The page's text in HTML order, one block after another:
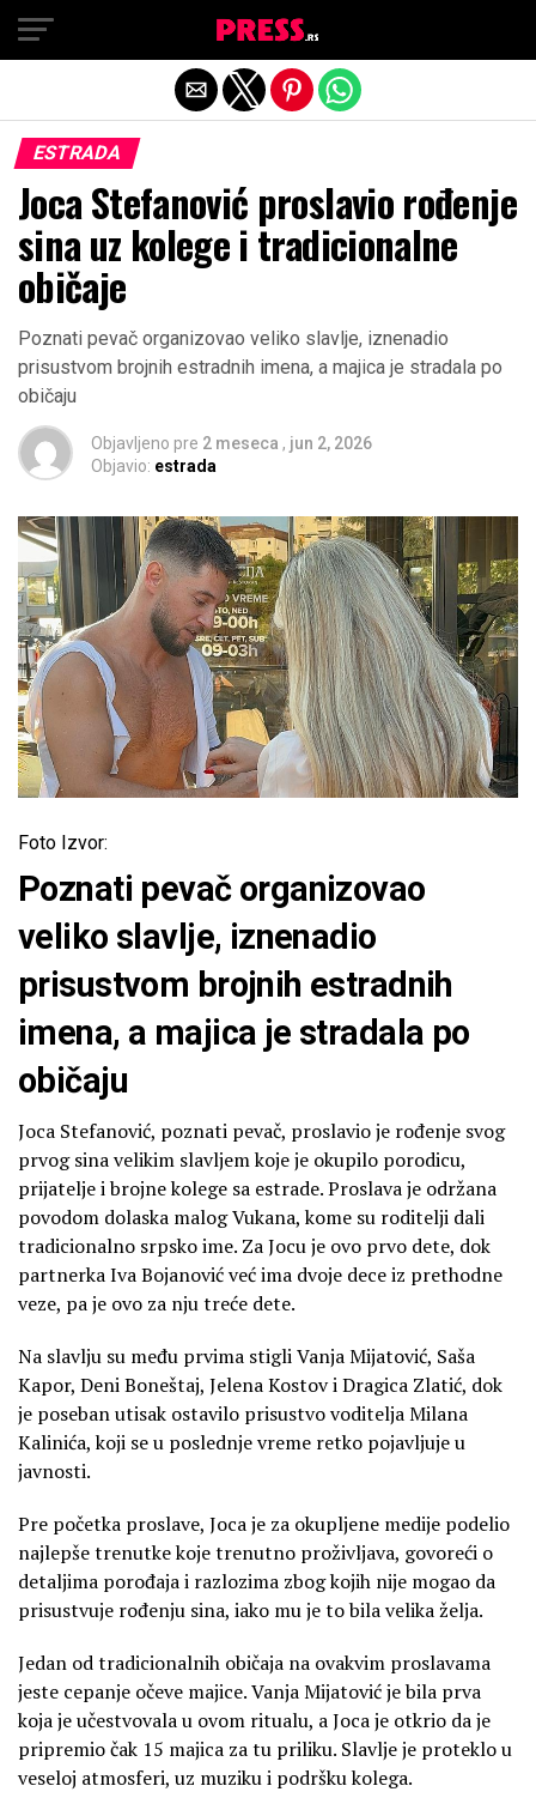
ESTRADA
Joca Stefanović proslavio rođenje
sina uz kolege i tradicionalne
običaje
Poznati pevač organizovao veliko slavlje, iznenadio
prisustvom brojnih estradnih imena, a majica je stradala po
običaju
Objavljeno pre 2 meseca , jun 2, 2026
Objavio: estrada
Foto Izvor:
Poznati pevač organizovao
veliko slavlje, iznenadio
prisustvom brojnih estradnih
imena, a majica je stradala po
običaju
Joca Stefanović, poznati pevač, proslavio je rođenje svog
prvog sina velikim slavljem koje je okupilo porodicu,
prijatelje i brojne kolege sa estrade. Proslava je održana
povodom dolaska malog Vukana, kome su roditelji dali
tradicionalno srpsko ime. Za Jocu je ovo prvo dete, dok
partnerka Iva Bojanović već ima dvoje dece iz prethodne
veze, pa je ovo za nju treće dete.
Na slavlju su među prvima stigli Vanja Mijatović, Saša
Kapor, Deni Boneštaj, Jelena Kostov i Dragica Zlatić, dok
je poseban utisak ostavilo prisustvo voditelja Milana
Kalinića, koji se u poslednje vreme retko pojavljuje u
javnosti.
Pre početka proslave, Joca je za okupljene medije podelio
najlepše trenutke koje trenutno proživljava, govoreći o
detaljima porođaja i razlozima zbog kojih nije mogao da
prisustvuje rođenju sina, iako mu je to bila velika želja.
Jedan od tradicionalnih običaja na ovakvim proslavama
jeste cepanje očeve majice. Vanja Mijatović je bila prva
koja je učestvovala u ovom ritualu, a Joca je otkrio da je
pripremio čak 15 majica za tu priliku. Slavlje je proteklo u
veseloj atmosferi, uz muziku i podršku kolega.
Exit mobile version